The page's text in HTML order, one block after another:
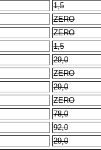
1,5
ZERO
ZERO
1,5
29,0
ZERO
29,0
ZERO
78,0
92,0
29,0